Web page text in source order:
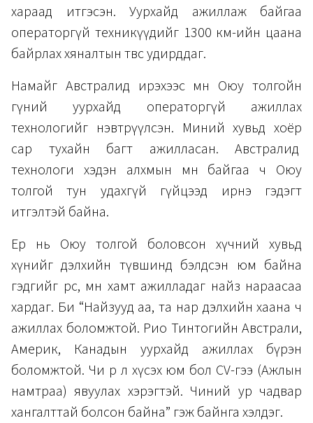
хараад итгэсэн. Уурхайд ажиллаж байгаа
операторгүй техникүүдийг 1300 км-ийн цаана
байрлах хяналтын төвөөс удирддаг.
Намайг Австралид ирэхээс өмнө Оюу толгойн
гүний уурхайд операторгүй ажиллах
технологийг нэвтрүүлсэн. Миний хувьд хоёр
сар тухайн багт ажилласан. Австралид
технологи хэдэн алхмын өмнө байгаа ч Оюу
толгой тун удахгүй гүйцээд ирнэ гэдэгт
итгэлтэй байна.
Ер нь Оюу толгой боловсон хүчний хувьд
хүнийг дэлхийн түвшинд бэлдсэн юм байна
гэдгийг өөрөөсөө, мөн хамт ажилладаг найз нараасаа
хардаг. Би “Найзууд аа, та нар дэлхийн хаана ч
ажиллах боломжтой. Рио Тинтогийн Австрали,
Америк, Канадын уурхайд ажиллах бүрэн
боломжтой. Чи өөрөө л хүсэх юм бол CV-гээ (Ажлын
намтраа) явуулах хэрэгтэй. Чиний ур чадвар
хангалттай болсон байна” гэж байнга хэлдэг.